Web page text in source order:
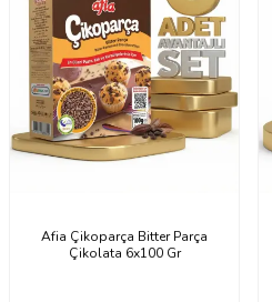
Afia Çikoparça Bitter Parça
Çikolata 6x100 Gr